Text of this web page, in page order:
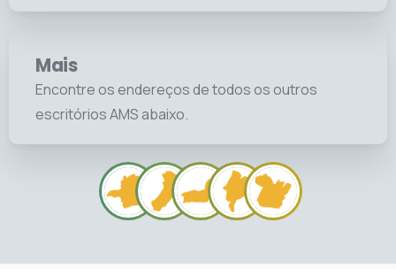
Mais
Encontre os endereços de todos os outros
escritórios AMS abaixo.